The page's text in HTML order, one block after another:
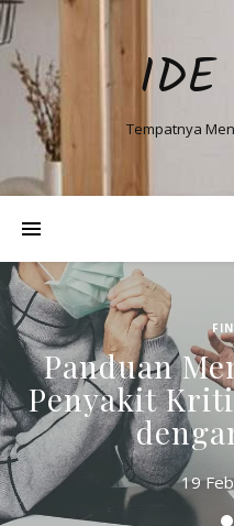
Tempatnya
Panduan
Penyakit
19